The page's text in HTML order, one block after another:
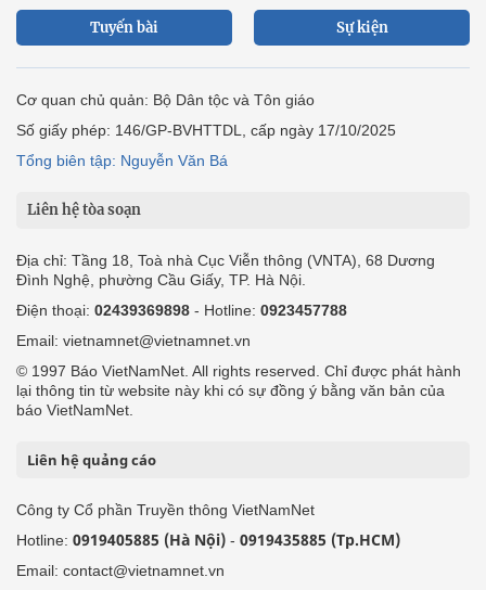
Tuyến bài Sự kiện
Cơ quan chủ quản: Bộ Dân tộc và Tôn giáo
Số giấy phép: 146/GP-BVHTTDL, cấp ngày 17/10/2025
Tổng biên tập: Nguyễn Văn Bá
Liên hệ tòa soạn
Địa chỉ: Tầng 18, Toà nhà Cục Viễn thông (VNTA), 68 Dương
Đình Nghệ, phường Cầu Giấy, TP. Hà Nội.
Điện thoại: 02439369898 - Hotline: 0923457788
Email: vietnamnet@vietnamnet.vn
© 1997 Báo VietNamNet. All rights reserved. Chỉ được phát hành
lại thông tin từ website này khi có sự đồng ý bằng văn bản của
báo VietNamNet.
Liên hệ quảng cáo
Công ty Cổ phần Truyền thông VietNamNet
Hotline: 0919405885 (Hà Nội) - 0919435885 (Tp.HCM)
Email: contact@vietnamnet.vn